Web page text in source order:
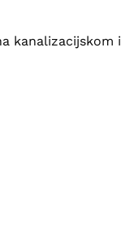
kanalizacijskom i